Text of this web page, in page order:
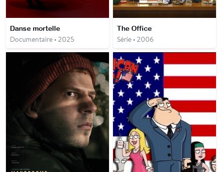
Danse mortelle
Documentaire • 2025
The Office
Série • 2006